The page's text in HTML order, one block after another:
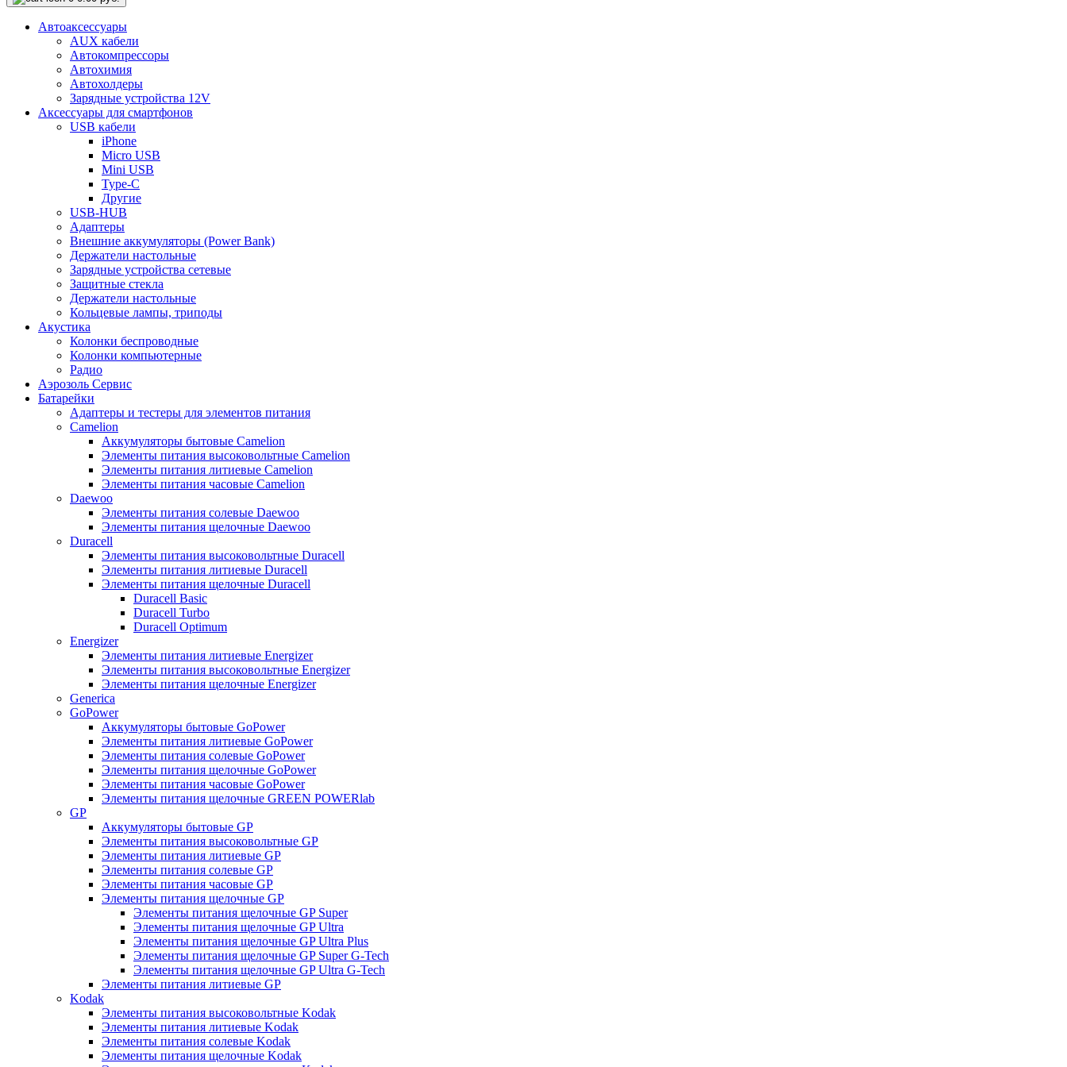
Автоаксессуары
AUX кабели
Автокомпрессоры
Автохимия
Автохолдеры
Зарядные устройства 12V
Аксессуары для смартфонов
USB кабели
iPhone
Micro USB
Mini USB
Type-C
Другие
USB-HUB
Адаптеры
Внешние аккумуляторы (Power Bank)
Держатели настольные
Зарядные устройства сетевые
Защитные стекла
Держатели настольные
Кольцевые лампы, триподы
Акустика
Колонки беспроводные
Колонки компьютерные
Радио
Аэрозоль Сервис
Батарейки
Aдаптеры и тестеры для элементов питания
Camelion
Аккумуляторы бытовые Camelion
Элементы питания высоковольтные Camelion
Элементы питания литиевые Camelion
Элементы питания часовые Camelion
Daewoo
Элементы питания солевые Daewoo
Элементы питания щелочные Daewoo
Duracell
Элементы питания высоковольтные Duracell
Элементы питания литиевые Duracell
Элементы питания щелочные Duracell
Duracell Basic
Duracell Turbo
Duracell Optimum
Energizer
Элементы питания литиевые Energizer
Элементы питания высоковольтные Energizer
Элементы питания щелочные Energizer
Generica
GoPower
Аккумуляторы бытовые GoPower
Элементы питания литиевые GoPower
Элементы питания солевые GoPower
Элементы питания щелочные GoPower
Элементы питания часовые GoPower
Элементы питания щелочные GREEN POWERlab
GP
Аккумуляторы бытовые GP
Элементы питания высоковольтные GP
Элементы питания литиевые GP
Элементы питания солевые GP
Элементы питания часовые GP
Элементы питания щелочные GP
Элементы питания щелочные GP Super
Элементы питания щелочные GP Ultra
Элементы питания щелочные GP Ultra Plus
Элементы питания щелочные GP Super G-Tech
Элементы питания щелочные GP Ultra G-Tech
Элементы питания литиевые GP
Kodak
Элементы питания высоковольтные Kodak
Элементы питания литиевые Kodak
Элементы питания солевые Kodak
Элементы питания щелочные Kodak